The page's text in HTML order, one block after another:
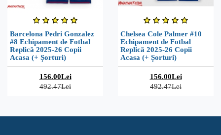
Barcelona Pedri Gonzalez
#8 Echipament de Fotbal
Replică 2025-26 Copii
Acasa (+ Șorturi)
156.00Lei
492.47Lei
Chelsea Cole Palmer #10
Echipament de Fotbal
Replică 2025-26 Copii
Acasa (+ Șorturi)
156.00Lei
492.47Lei